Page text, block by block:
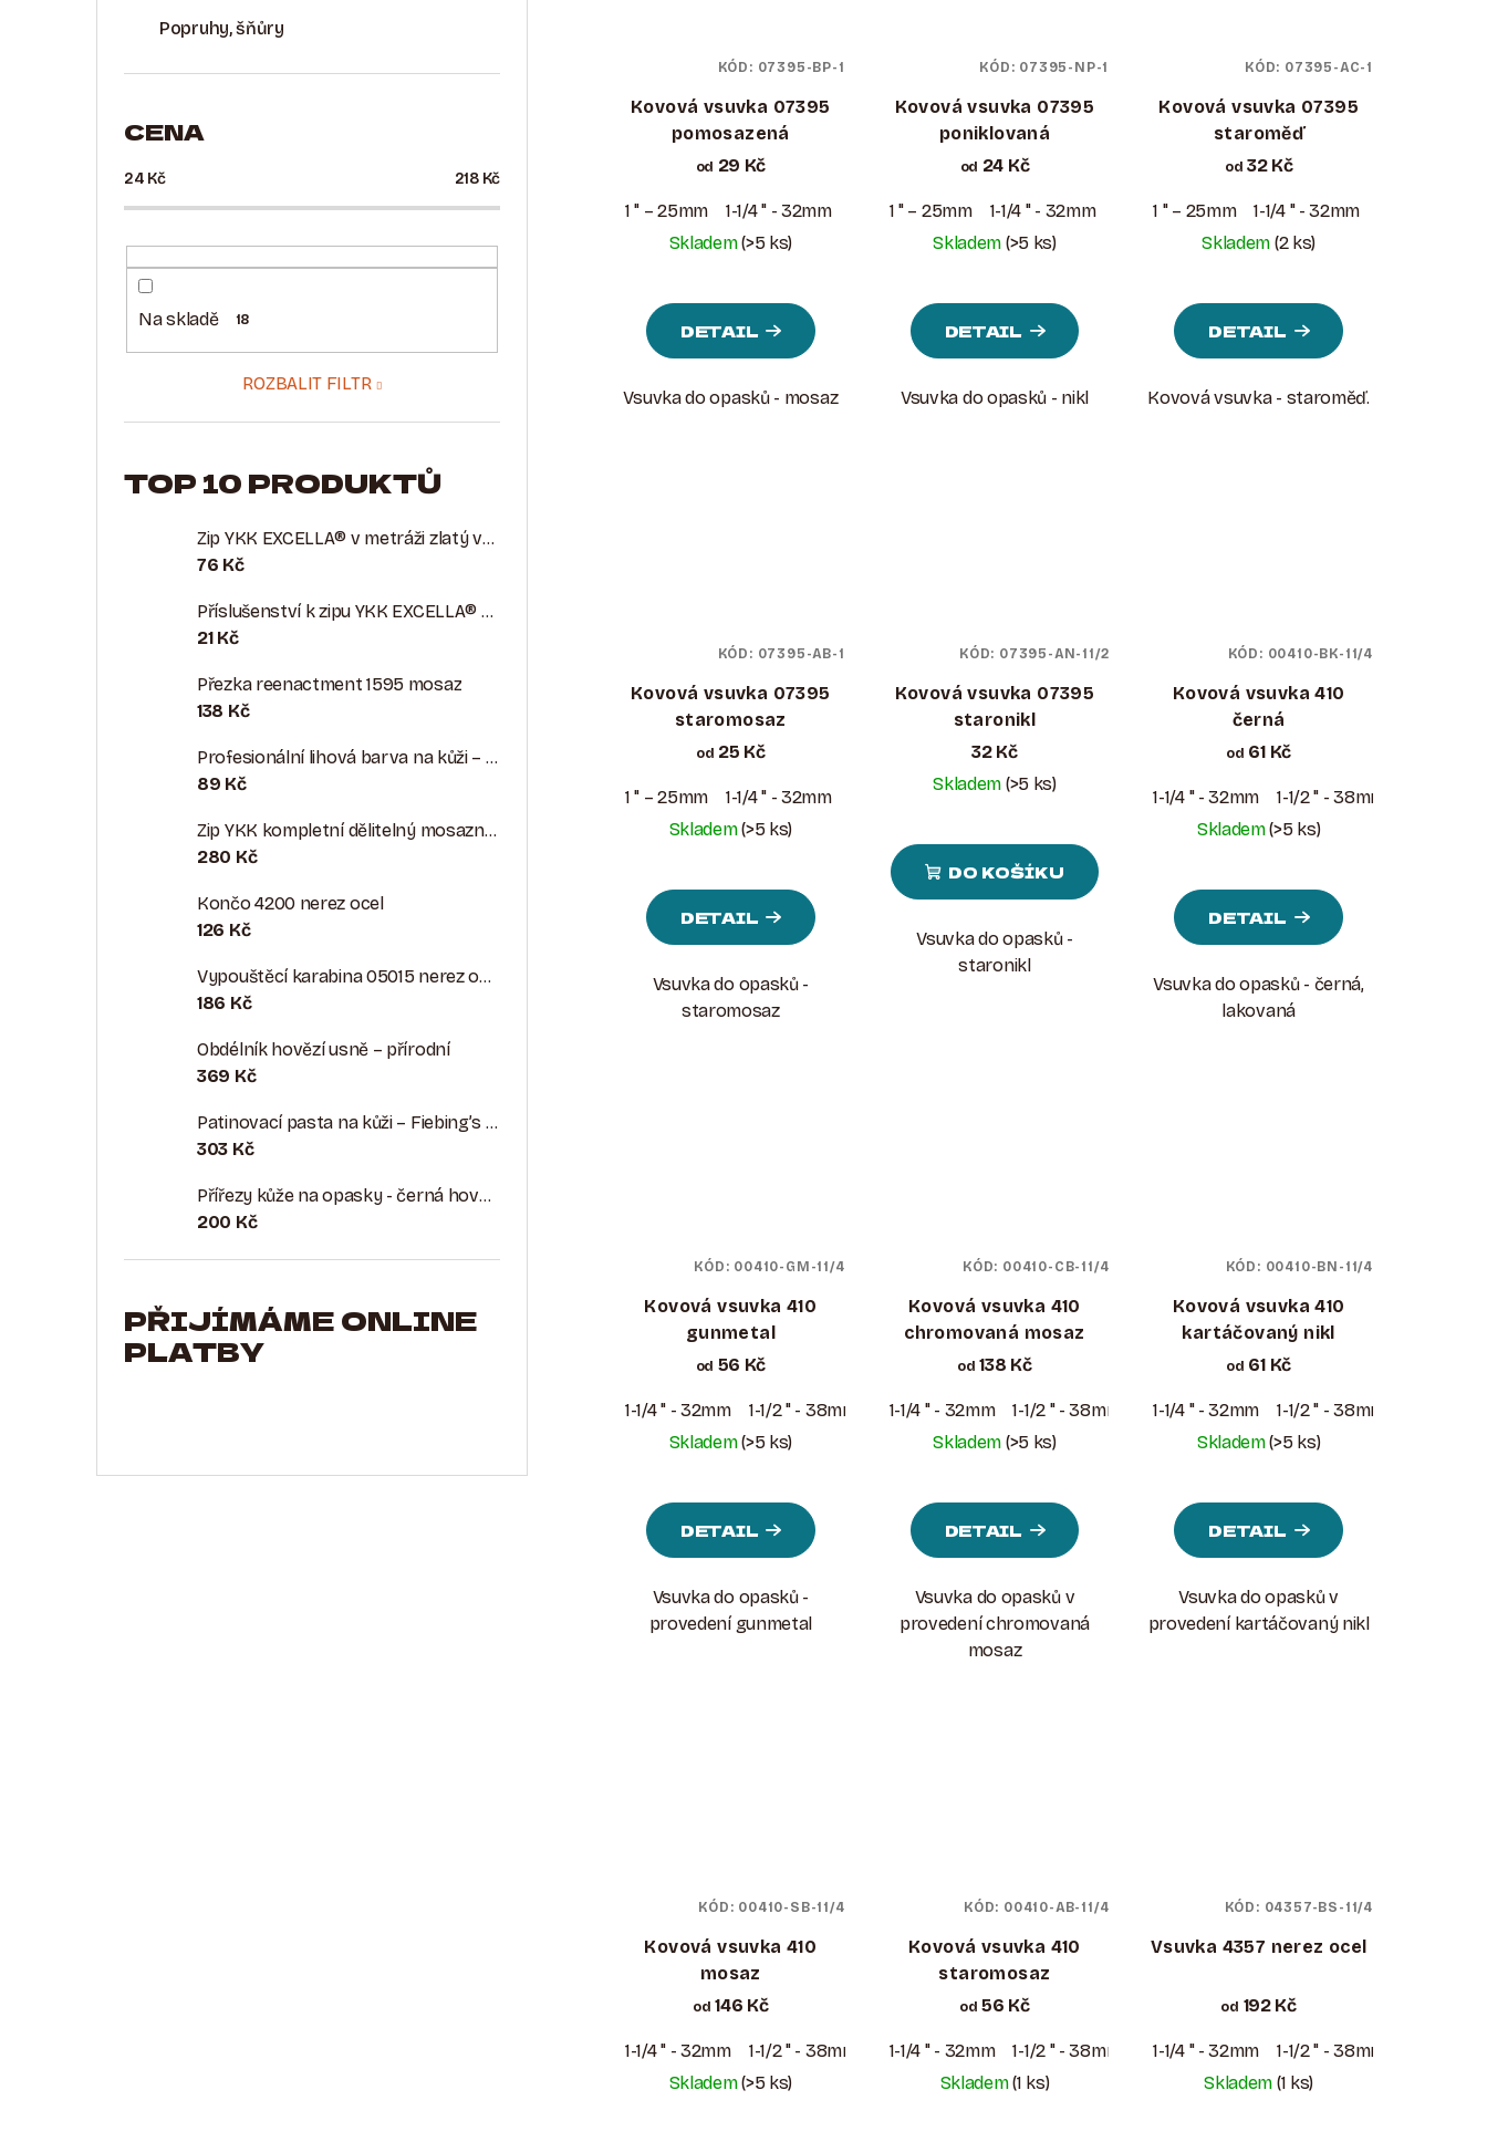
Popruhy, šňůry
CENA
24 Kč 218Kč
Na skladě 18
ROZBALIT FILTR
TOP 10 PRODUKTŮ
Zip YKK EXCELLA® v metráži zlatý vel. 5
76 Kč
Příslušenství k zipu YKK EXCELLA® vel. 5 zlatá
21 Kč
Přezka reenactment 1595 mosaz
138 Kč
Profesionální lihová barva na kůži – syté pigmenty pro opravy, barvení a renovaci usně
89 Kč
Zip YKK kompletní dělitelný mosazný vel. 10
280 Kč
Končo 4200 nerez ocel
126 Kč
Vypouštěcí karabina 05015 nerez ocel
186 Kč
Obdélník hovězí usně – přírodní
369 Kč
Patinovací pasta na kůži – Fiebing’s Antique Finish
303 Kč
Přířezy kůže na opasky - černá hovězina plnolícová
200 Kč
PŘIJÍMÁME ONLINE
PLATBY
Kovová vsuvka 07395
pomosazená
od 29 Kč
1 " – 25mm 1-1/4 " - 32mm
1-1/2 " - 38mm
Skladem(>5 ks)
DETAIL
Vsuvka do opasků - mosaz
KÓD: 07395-BP-1
Kovová vsuvka 07395
poniklovaná
od 24 Kč
1 " – 25mm 1-1/4 " - 32mm
1-1/2 " - 38mm
Skladem (>5 ks)
DETAIL
Vsuvka do opasků - nikl
KÓD: 07395-NP-1
Kovová vsuvka 07395
staroměď
od 32 Kč
1 " – 25mm 1-1/4 " - 32mm
Skladem (2 ks)
DETAIL
Kovová vsuvka - staroměď.
KÓD: 07395-AC-1
Kovová vsuvka 07395
staromosaz
od 25 Kč
1 " – 25mm 1-1/4 " - 32mm
1-1/2 " - 38mm
Skladem(>5 ks)
DETAIL
Vsuvka do opasků -
staromosaz
KÓD: 07395-AB-1
Kovová vsuvka 07395
staronikl
32 Kč
Skladem (>5 ks)
DO KOŠÍKU
Vsuvka do opasků -
staronikl
KÓD: 07395-AN-11/2
Kovová vsuvka 410
černá
od 61 Kč
1-1/4 " - 32mm
1-1/2 " - 38mm
Skladem(>5 ks)
DETAIL
Vsuvka do opasků - černá,
lakovaná
KÓD: 00410-BK-11/4
Kovová vsuvka 410
gunmetal
od 56 Kč
1-1/4 " - 32mm
1-1/2 " - 38mm
Skladem(>5 ks)
DETAIL
Vsuvka do opasků -
provedení gunmetal
KÓD: 00410-GM-11/4
Kovová vsuvka 410
chromovaná mosaz
od 138 Kč
1-1/4 " - 32mm
1-1/2 " - 38mm
Skladem (>5 ks)
DETAIL
Vsuvka do opasků v
provedení chromovaná
mosaz
KÓD: 00410-CB-11/4
Kovová vsuvka 410
kartáčovaný nikl
od 61 Kč
1-1/4 " - 32mm
1-1/2 " - 38mm
Skladem(>5 ks)
DETAIL
Vsuvka do opasků v
provedení kartáčovaný nikl
KÓD: 00410-BN-11/4
Kovová vsuvka 410
mosaz
od 146 Kč
1-1/4 " - 32mm
1-1/2 " - 38mm
Skladem(>5 ks)
KÓD: 00410-SB-11/4
Kovová vsuvka 410
staromosaz
od 56 Kč
1-1/4 " - 32mm
1-1/2 " - 38mm
Skladem(1 ks)
KÓD: 00410-AB-11/4
Vsuvka 4357 nerez ocel
od 192 Kč
1-1/4 " - 32mm
1-1/2 " - 38mm
Skladem (1 ks)
KÓD: 04357-BS-11/4